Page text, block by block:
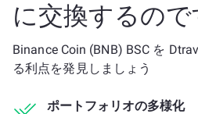
に交換するので
Binance Coin (BNB) BSC を
る利点を発見しましょう
ポートフォリオの多様化